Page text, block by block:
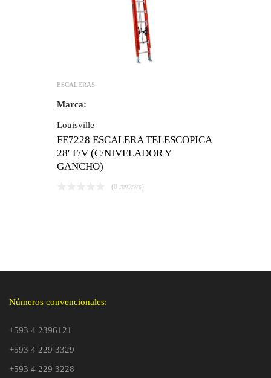
ESCALERAS
Marca:
Louisville
FE7228 ESCALERA TELESCOPICA
28′ F/V (C/NIVELADOR Y
GANCHO)
(0 reviews)
Números convencionales:
+593 4 2396121
+593 4 229 3329
+593 4 229 3228